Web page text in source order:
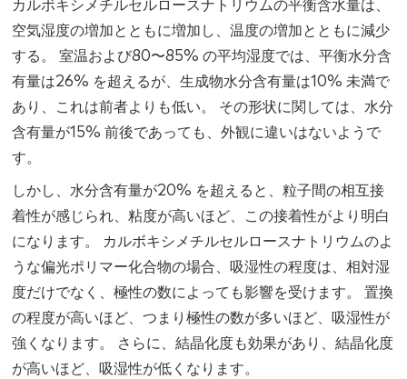
空気湿度の増加とともに増加し、温度の増加とともに減少
する。 室温および80〜85% の平均湿度では、平衡水分含
有量は26% を超えるが、生成物水分含有量は10% 未満で
あり、これは前者よりも低い。 その形状に関しては、水分
含有量が15% 前後であっても、外観に違いはないようで
す。
しかし、水分含有量が20% を超えると、粒子間の相互接
着性が感じられ、粘度が高いほど、この接着性がより明白
になります。 カルボキシメチルセルロースナトリウムのよ
うな偏光ポリマー化合物の場合、吸湿性の程度は、相対湿
度だけでなく、極性の数によっても影響を受けます。 置換
の程度が高いほど、つまり極性の数が多いほど、吸湿性が
強くなります。 さらに、結晶化度も効果があり、結晶化度
が高いほど、吸湿性が低くなります。